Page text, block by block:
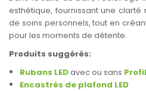
esthétique, fournissant une
de soins personnels, tout en
pour les moments de détente.
Produits suggérés:
Rubans LEDavec ou sans
Encastrés de plafond LED